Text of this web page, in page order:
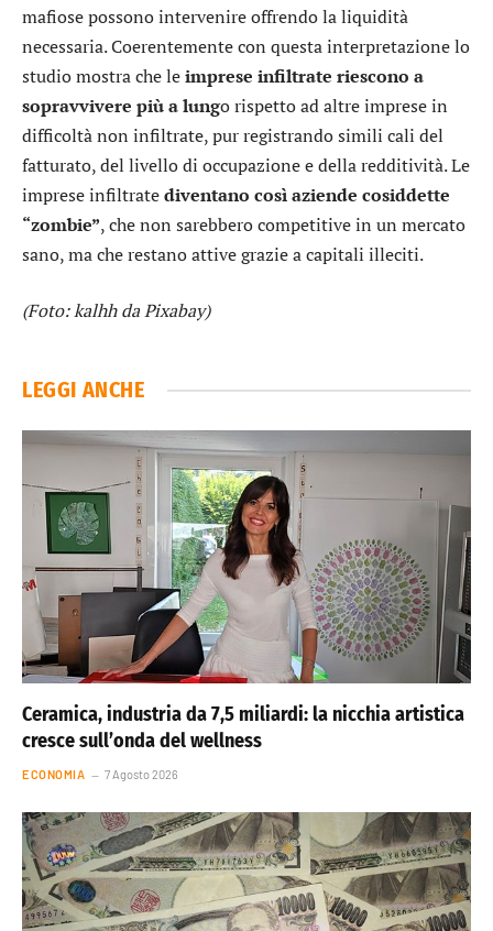
mafiose possono intervenire offrendo la liquidità
necessaria. Coerentemente con questa interpretazione lo
studio mostra che leimprese infiltrate riescono a
sopravvivere più a lungo rispetto ad altre imprese in
difficoltà non infiltrate, pur registrando simili cali del
fatturato, del livello di occupazione e della redditività. Le
imprese infiltratediventano così aziende cosiddette
“zombie”, che non sarebbero competitive in un mercato
sano, ma che restano attive grazie a capitali illeciti.
(Foto: kalhh da Pixabay)
LEGGI ANCHE
Ceramica, industria da 7,5 miliardi: la nicchia artistica
cresce sull’onda del wellness
ECONOMIA 7 Agosto 2026